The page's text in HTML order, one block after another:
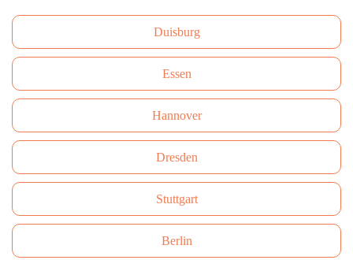
Duisburg
Essen
Hannover
Dresden
Stuttgart
Berlin